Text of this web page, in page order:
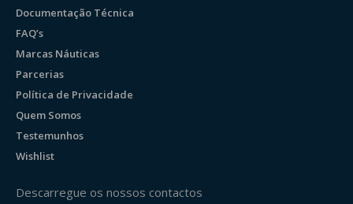
Documentação Técnica
FAQ’s
Marcas Náuticas
Parcerias
Política de Privacidade
Quem Somos
Testemunhos
Wishlist
Descarregue os nossos contactos